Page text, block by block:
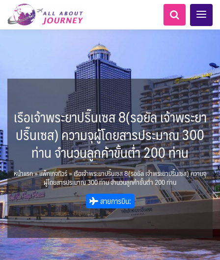
เอเชียกลาง 6 LKA ศรีลังกา 0
AFG อัฟกานิสถาน 0
LKA ศรีลังกา + BGD บังคลา
ศ
BTN ภูฏาน 2
BRN บรูไน 0
KHM กัมพูชา 0 จีน 283
HKG ฮ่องกง - มาเก๊า IND อินเดีย 21
IDN อินโดนีเซีย IRQ อิรัก 0
IRN อิหร่าน
ISR อิสราเอล 0 JPN ญี่ปุ่น 70
JOR จอร์แดน 4 KAZ คาซัคสถาน 19
แอลเบเนีย - Albania 0 Balkan บอลข่าน 1
สวิตเซอร์แลนด์ เยอรมนี
ฝรั่งเศส
1
MNE มอนเตเนโกร 1 ล่าแสงเหนือ-ใต้ 11
Baltic บอลติก 4 ยุโรปตะวันออก 12
ยุโรปราคาถูก 1
ออสเตรีย - Austria 3 AZE อาเซอร์ไบจาน
BLR เบลารุส 0 BIH บอสเนีย & เฮอร์เซโกวีนา
1
BEL เบลเยี่ยม 0 HRV โครเอเชีย 3
อเมริกาใต้ 8 อเมริกากลาง 1
ARG อาร์เจนตินา 3
CUB คิวบา 0 CAN แคนาดา 3
CHL ชิลี ECU เอกวาดอร์ 0
PER เปรู 2 USA สหรัฐอเมริกา 6
บราซิล เปรู 3
เม็กซิโก คิวบา อเมริกา แคนาดา
ทัวร์ ล่องเรือสำราญยุโรป 5 ทัวร์ ล่องเรือสำราญอลาสก้า
1
ทัวร์ ล่องเรือสำราญอเมริกา
1
ทัวร์ ล่องเรือสำราญเอเชีย 0
ทัวร์ ล่องเรือสำราญประเท
ศอื่นๆ
4
แทนซาเนีย - Tanzania 2 ไมโครนีเซีย - Micronesia 1
เคนย่า - Kenya 2
โมร็อคโค - Morocco 6 นิวซีแลนด์ - New Zealand
11
นามิเบีย - Namibia 1 ขั้วโลกเหนือ 2
ตูนีเซีย - Tunisia 1 เกาะโบราโบร่า - Bora Bora
0
ขั้วโลกใต้ 2 แอฟริกาใต้ - South Africa
3
แอลจีเรีย - Algeria 0 ออสเตรเลีย - Australia 18
ล่องเรือดินเนอร์วันปีใหม่ 22 เรือรอบกลางวัน กทม. 2
ล่องเรือดินเนอร์ วันวาเลนไทน์
22
ล่องเรือดินเนอร์วันลอยกระทง
21
ล่องเรือดินเนอร์แม่น้ำ
าพระยา
34
ล่องเรือโปรแกรมอยุธยา 9
ล่องเรือ รอบ Sunset 14
ล่องเรือเหมาลำ / เหมาชั้น /
อยอร์ช / Speed Boat ส่วนตัวทั่ว
ะเทศ
เรือยอร์ช / Speed Boat ฯลฯ
บ Join ทั่วประเทศ
72
ไทยบัสฟู้ดทัวร์ 1 ตั๋วเรือ Hop-on Hop-off 0
ตั๋วสวนสนุก 0
บุฟเฟต์โรงแรม/ร้านอาหาร 2 บุฟเฟต์ใบหยก 7
โปรแกรมทัวร์ทั่วไทย 0 แต่งชุดไทยถ่ายรูปวัดอรุณฯ
1
พิเศษ! ล่องเรือเทศกาลชมพลุ
ยา
1
ห้องพักราคาพิเศษ 3
ข่าวที่น่าสนใจ
ความรู้ทั่วไป
สถานที่ท่องเที่ยว
เรือเจ้าพระยาปริ๊นเซส 8(รอยัล เจ้าพระยา
ปริ๊นเซส) ความจุผู้โดยสารประมาณ 300
ท่าน จำนวนลูกค้าขั้นต่ำ 200 ท่าน
หน้าแรก»แพ็กเกจทัวร์»เรือเจ้าพระยาปริ๊นเซส 8(รอยัล เจ้าพระยาปริ๊นเซส) ความจุ
ผู้โดยสารประมาณ 300 ท่าน จำนวนลูกค้าขั้นต่ำ 200 ท่าน
สายการบิน: